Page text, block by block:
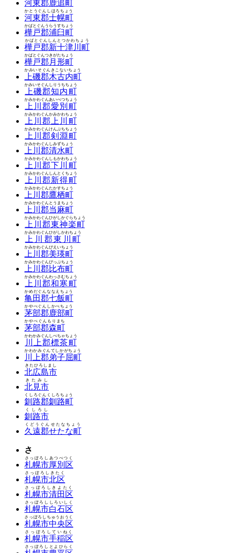
河東郡鹿追町
河東郡士幌町
かとうぐんしほろちょう
樺戸郡浦臼町
かばとぐんうらうすちょう
樺戸郡新十津川町
かばとぐんしんとつかわちょう
樺戸郡月形町
かばとぐんつきがたちょう
上磯郡木古内町
かみいそぐんきこないちょう
上磯郡知内町
かみいそぐんしりうちちょう
上川郡愛別町
かみかわぐんあいべつちょう
上川郡上川町
かみかわぐんかみかわちょう
上川郡剣淵町
かみかわぐんけんぶちちょう
上川郡清水町
かみかわぐんしみずちょう
上川郡下川町
かみかわぐんしもかわちょう
上川郡新得町
かみかわぐんしんとくちょう
上川郡鷹栖町
かみかわぐんたかすちょう
上川郡当麻町
かみかわぐんとうまちょう
上川郡東神楽町
かみかわぐんひがしかぐらちょう
上川郡東川町
かみかわぐんひがしかわちょう
上川郡美瑛町
かみかわぐんびえいちょう
上川郡比布町
かみかわぐんぴっぷちょう
上川郡和寒町
かみかわぐんわっさむちょう
亀田郡七飯町
かめだぐんななえちょう
茅部郡鹿部町
かやべぐんしかべちょう
茅部郡森町
かやべぐんもりまち
川上郡標茶町
かわかみぐんしべちゃちょう
川上郡弟子屈町
かわかみぐんてしかがちょう
北広島市
きたひろしまし
北見市
きたみし
釧路郡釧路町
くしろぐんくしろちょう
釧路市
くしろし
久遠郡せたな町
くどうぐんせたなちょう
さ
札幌市厚別区
さっぽろしあつべつく
札幌市北区
さっぽろしきたく
札幌市清田区
さっぽろしきよたく
札幌市白石区
さっぽろししろいしく
札幌市中央区
さっぽろしちゅうおうく
札幌市手稲区
さっぽろしていねく
さっぽろしとよひらく